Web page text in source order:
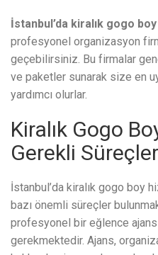
İstanbul’da kiralık gogo
profesyonel organizasyon
geçebilirsiniz. Bu firmalar
ve paketler sunarak size en
yardımcı olurlar.
Kiralık Gogo
Gerekli Süreçler
İstanbul’da kiralık gogo boy
bazı önemli süreçler
profesyonel bir eğlence
gerekmektedir. Ajans,